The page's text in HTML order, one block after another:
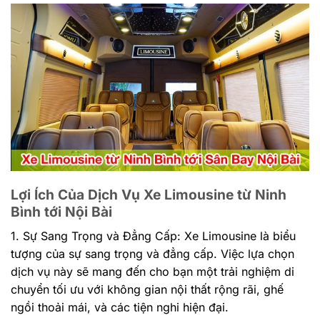
Lợi Ích Của Dịch Vụ Xe Limousine từ Ninh
Bình tới Nội Bài
1. Sự Sang Trọng và Đẳng Cấp: Xe Limousine là biểu
tượng của sự sang trọng và đẳng cấp. Việc lựa chọn
dịch vụ này sẽ mang đến cho bạn một trải nghiệm di
chuyển tối ưu với không gian nội thất rộng rãi, ghế
ngồi thoải mái, và các tiện nghi hiện đại.